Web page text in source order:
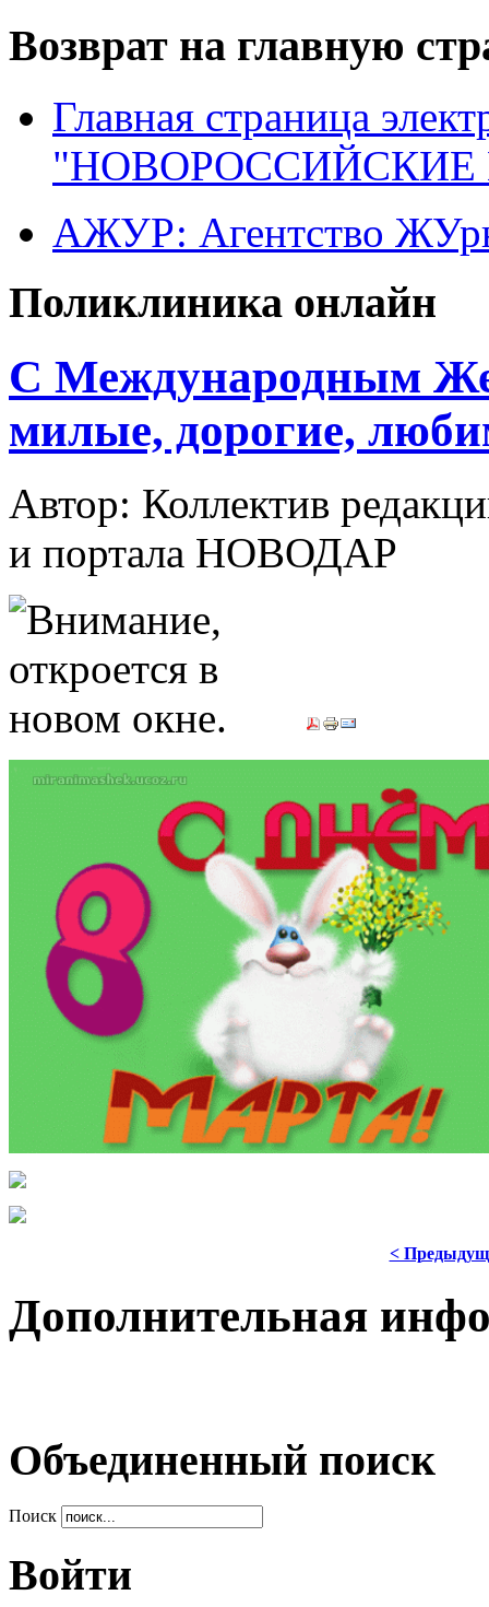
Возврат на главную
Главная страница
"НОВОРОССИЙСКИЕ
АЖУР: Агентство
Поликлиника онлайн
C Международным
милые, дорогие,
Автор: Коллектив
и портала НОВОДАР
<
Дополнительная
Объединенный поиск
Поиск
Войти